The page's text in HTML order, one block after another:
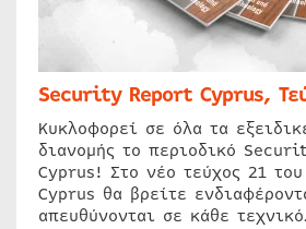
Security Report Cyprus,
Κυκλοφορεί σε όλα τα
διανομής το περιοδικό
Cyprus! Στο νέο τεύχος 21
Cyprus θα βρείτε
απευθύνονται σε κάθε